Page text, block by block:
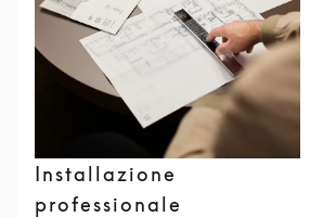
Installazione
professionale